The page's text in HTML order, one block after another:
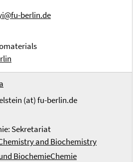
berlin.de
(at) fu-berlin.de
Sekretariat
and Biochemistry
BiochemieChemie